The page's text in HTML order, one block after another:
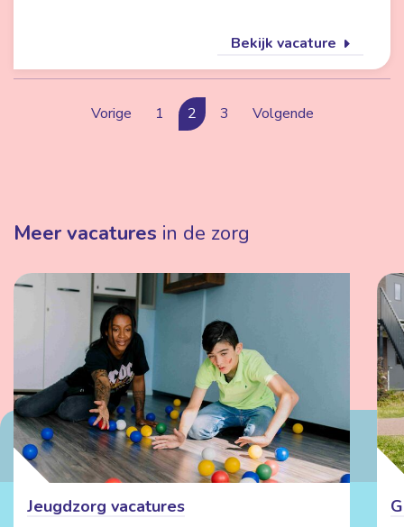
Bekijk vacature
Vorige 1 2 3 Volgende
Meer vacatures in de zorg
Jeugdzorg vacatures